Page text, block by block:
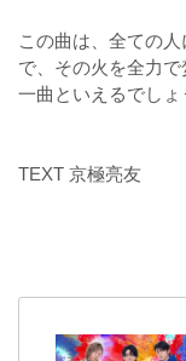
この曲は、全ての
で、その火を全力
一曲といえるでしょ
TEXT 京極亮友